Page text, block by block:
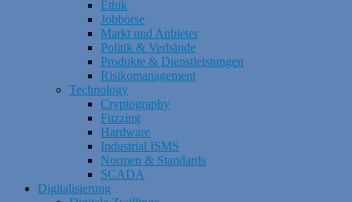
Ethik
Jobbörse
Markt und Anbieter
Politik & Verbände
Produkte & Dienstleistungen
Risikomanagement
Technology
Cryptography
Fuzzing
Hardware
Industrial ISMS
Normen & Standards
SCADA
Digitalisierung